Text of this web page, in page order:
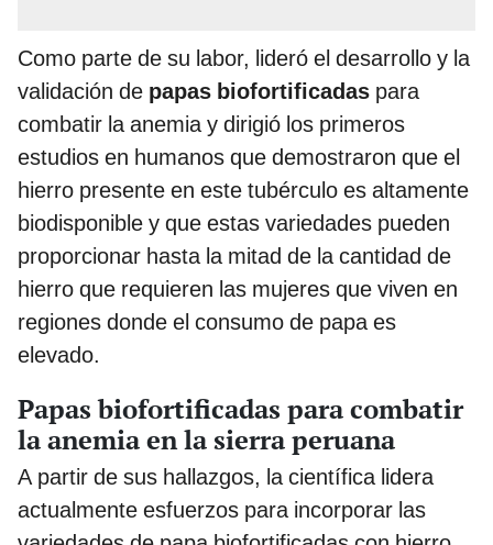
Como parte de su labor, lideró el desarrollo y la
validación de papas biofortificadas para
combatir la anemia y dirigió los primeros
estudios en humanos que demostraron que el
hierro presente en este tubérculo es altamente
biodisponible y que estas variedades pueden
proporcionar hasta la mitad de la cantidad de
hierro que requieren las mujeres que viven en
regiones donde el consumo de papa es
elevado.
Papas biofortificadas para combatir
la anemia en la sierra peruana
A partir de sus hallazgos, la científica lidera
actualmente esfuerzos para incorporar las